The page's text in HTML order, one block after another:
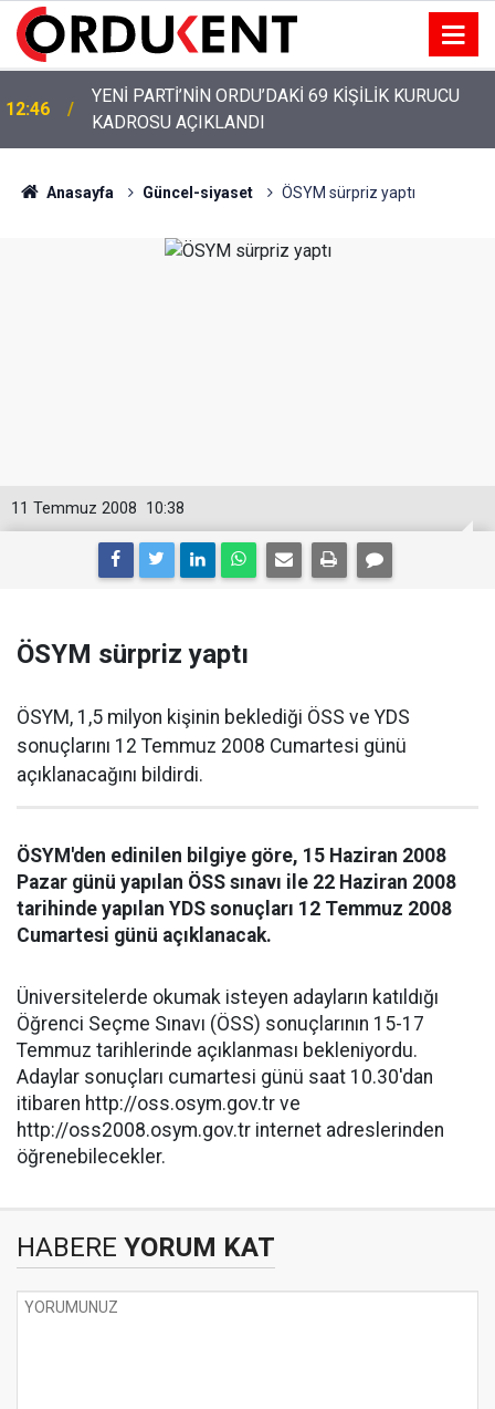
12:46
YENİ PARTİ’NİN ORDU’DAKİ 69 KİŞİLİK KURUCU
KADROSU AÇIKLANDI
Anasayfa Güncel-siyaset ÖSYM sürpriz yaptı
10:38
11 Temmuz 2008
ÖSYM sürpriz yaptı
ÖSYM, 1,5 milyon kişinin beklediği ÖSS ve YDS
sonuçlarını 12 Temmuz 2008 Cumartesi günü
açıklanacağını bildirdi.
ÖSYM'den edinilen bilgiye göre, 15 Haziran 2008
Pazar günü yapılan ÖSS sınavı ile 22 Haziran 2008
tarihinde yapılan YDS sonuçları 12 Temmuz 2008
Cumartesi günü açıklanacak.
Üniversitelerde okumak isteyen adayların katıldığı
Öğrenci Seçme Sınavı (ÖSS) sonuçlarının 15-17
Temmuz tarihlerinde açıklanması bekleniyordu.
Adaylar sonuçları cumartesi günü saat 10.30'dan
itibaren http://oss.osym.gov.tr ve
http://oss2008.osym.gov.tr internet adreslerinden
öğrenebilecekler.
HABERE YORUM KAT